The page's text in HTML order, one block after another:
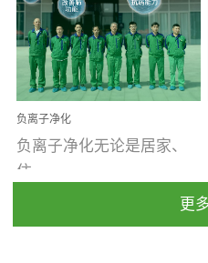
分、通风四个条件影响，
温暖潮湿、营养物质多、
通风缓慢的空间最易滋生
大量霉菌的...
负离子净化
负离子净化无论是居家、
住...
更